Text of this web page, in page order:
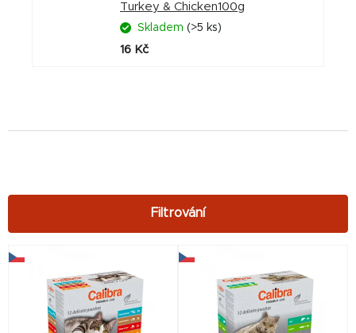
Turkey & Chicken100g
Skladem (>5 ks)
16 Kč
V